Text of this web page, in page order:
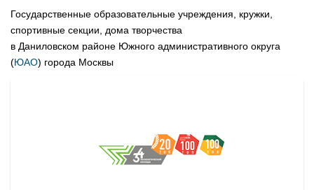
Государственные образовательные учреждения, кружки,
спортивные секции, дома творчества
в Даниловском районе Южного административного округа
(ЮАО) города Москвы